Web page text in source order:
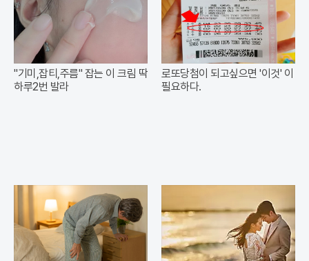
"기미,잡티,주름" 잡는 이 크림 딱
하루2번 발라
로또당첨이 되고싶으면 '이것' 이
필요하다.